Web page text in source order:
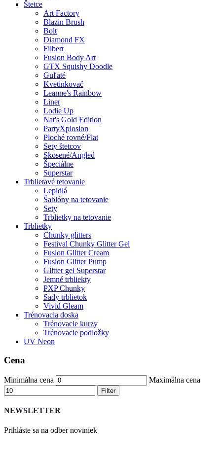
Štetce
Art Factory
Blazin Brush
Bolt
Diamond FX
Filbert
Fusion Body Art
GTX Squishy Doodle
Guľaté
Kvetinkovač
Leanne's Rainbow
Liner
Lodie Up
Nat's Gold Edition
PartyXplosion
Ploché rovné/Flat
Sety štetcov
Skosené/Angled
Špeciálne
Superstar
Trblietavé tetovanie
Lepidlá
Šablóny na tetovanie
Sety
Trblietky na tetovanie
Trblietky
Chunky glitters
Festival Chunky Glitter Gel
Fusion Glitter Cream
Fusion Glitter Pump
Glitter gel Superstar
Jemné trbliekty
PXP Chunky
Sady trblietok
Vivid Gleam
Trénovacia doska
Trénovacie kurzy
Trénovacie podložky
UV Neon
Cena
Minimálna cena Maximálna cena
Filter
NEWSLETTER
Prihláste sa na odber noviniek